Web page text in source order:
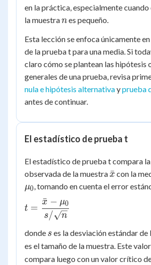
en la práctica, especialmente
la muestran
nes pequeño.
Esta lección se enfoca únicamente
de la prueba t para una media. Si
claro cómo se plantean las hipótesis
generales de una prueba, revisa
nula e hipótesis alternativayprueba
antes de continuar.
El estadístico de prueba t
El estadístico de prueba t compara
observada de la muestra \bar{x}
x
ˉ con la
μ0, tomando en cuenta el error
t =
\dfrac{\bar{x}
\sqrt{n}}
t =
s/ n
x
ˉ − μ0
donde s
s es la desviación estándar de
es el tamaño de la muestra. Este
compara luego con un valor crítico